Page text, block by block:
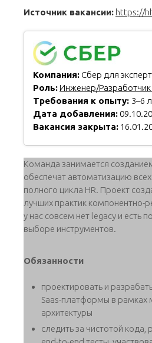
Источник вакансии: https://
Компания: Сбер для
Роль:Инженер/Разработчик
Требования к опыту: 3–6
Дата добавления:
Вакансия закрыта:
Команда занимается
обеспечат автоматизацию
полного цикла HR. Проект
лучших практик компонентно-
у нас совсем нет legacy и есть
выборе инструментов.
Обязанности
проектировать и
Saas-платформы в рамках
архитектуры
следить за чистотой кода,